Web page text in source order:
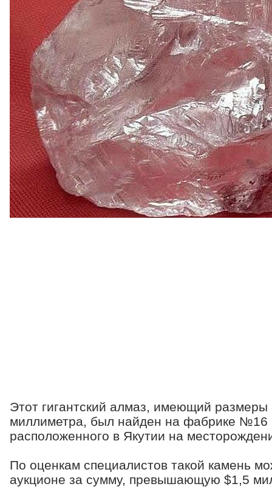
Этот гигантский алмаз, имеющий размеры
миллиметра, был найден на фабрике №16
расположенного в Якутии на
По оценкам специалистов такой камень
аукционе за сумму, превышающую $1,5